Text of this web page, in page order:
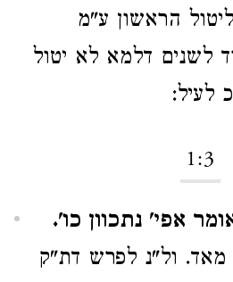
הראשון ע"מ
לשנים דלמא לא יטול
לעיל:
1:3
אפי' נתכוון כו'.
מאד. ול"נ לפרש דת"ק